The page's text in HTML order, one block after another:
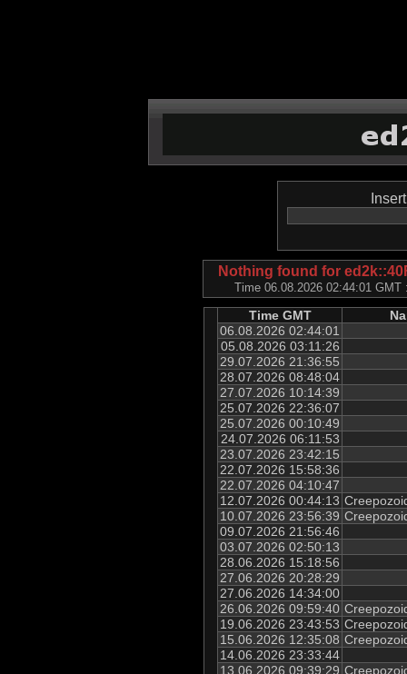
Nothing found for
Time 06.08.2026 02:44:01
Time GMT
06.08.2026 02:44:01
05.08.2026 03:11:26
29.07.2026 21:36:55
28.07.2026 08:48:04
27.07.2026 10:14:39
25.07.2026 22:36:07
25.07.2026 00:10:49
24.07.2026 06:11:53
23.07.2026 23:42:15
22.07.2026 15:58:36
22.07.2026 04:10:47
12.07.2026 00:44:13
10.07.2026 23:56:39
09.07.2026 21:56:46
03.07.2026 02:50:13
28.06.2026 15:18:56
27.06.2026 20:28:29
27.06.2026 14:34:00
26.06.2026 09:59:40
19.06.2026 23:43:53
15.06.2026 12:35:08
14.06.2026 23:33:44
13.06.2026 09:39:29